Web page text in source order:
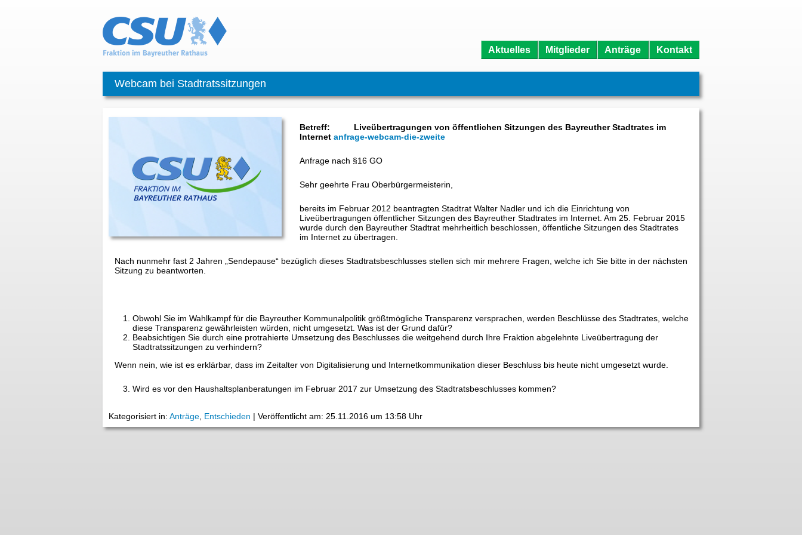
Aktuelles Mitglieder Anträge Kontakt
Webcam bei Stadtratssitzungen
Betreff: Liveübertragungen von öffentlichen Sitzungen des Bayreuther Stadtrates im
Internet anfrage-webcam-die-zweite
Anfrage nach §16 GO
Sehr geehrte Frau Oberbürgermeisterin,
bereits im Februar 2012 beantragten Stadtrat Walter Nadler und ich die Einrichtung von
Liveübertragungen öffentlicher Sitzungen des Bayreuther Stadtrates im Internet. Am 25. Februar 2015
wurde durch den Bayreuther Stadtrat mehrheitlich beschlossen, öffentliche Sitzungen des Stadtrates
im Internet zu übertragen.
Nach nunmehr fast 2 Jahren „Sendepause“ bezüglich dieses Stadtratsbeschlusses stellen sich mir mehrere Fragen, welche ich Sie bitte in der nächsten
Sitzung zu beantworten.
Obwohl Sie im Wahlkampf für die Bayreuther Kommunalpolitik größtmögliche Transparenz versprachen, werden Beschlüsse des Stadtrates, welche
diese Transparenz gewährleisten würden, nicht umgesetzt. Was ist der Grund dafür?
Beabsichtigen Sie durch eine protrahierte Umsetzung des Beschlusses die weitgehend durch Ihre Fraktion abgelehnte Liveübertragung der
Stadtratssitzungen zu verhindern?
Wenn nein, wie ist es erklärbar, dass im Zeitalter von Digitalisierung und Internetkommunikation dieser Beschluss bis heute nicht umgesetzt wurde.
Wird es vor den Haushaltsplanberatungen im Februar 2017 zur Umsetzung des Stadtratsbeschlusses kommen?
Kategorisiert in: Anträge Entschieden | Veröffentlicht am: 25.11.2016 um 13:58 Uhr